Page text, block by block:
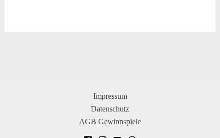
Impressum
Datenschutz
AGB Gewinnspiele